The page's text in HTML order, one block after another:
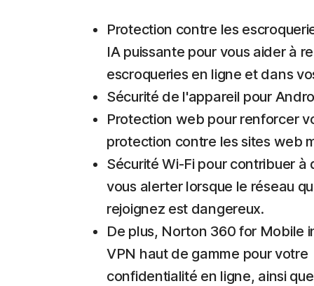
Protection contre les
IA puissante pour vous aider à
escroqueries en ligne et dans
Sécurité de l'appareil pour
Protection web pour renforcer
protection contre les sites web
Sécurité Wi-Fi pour contribuer à
vous alerter lorsque le réseau
rejoignez est dangereux.
De plus, Norton 360 for Mobile
VPN haut de gamme pour votre
confidentialité en ligne, ainsi